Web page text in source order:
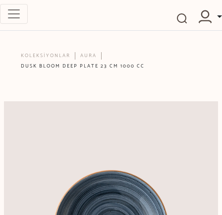
KOLEKSİYONLAR
AURA
DUSK BLOOM DEEP PLATE 23 CM 1000 CC